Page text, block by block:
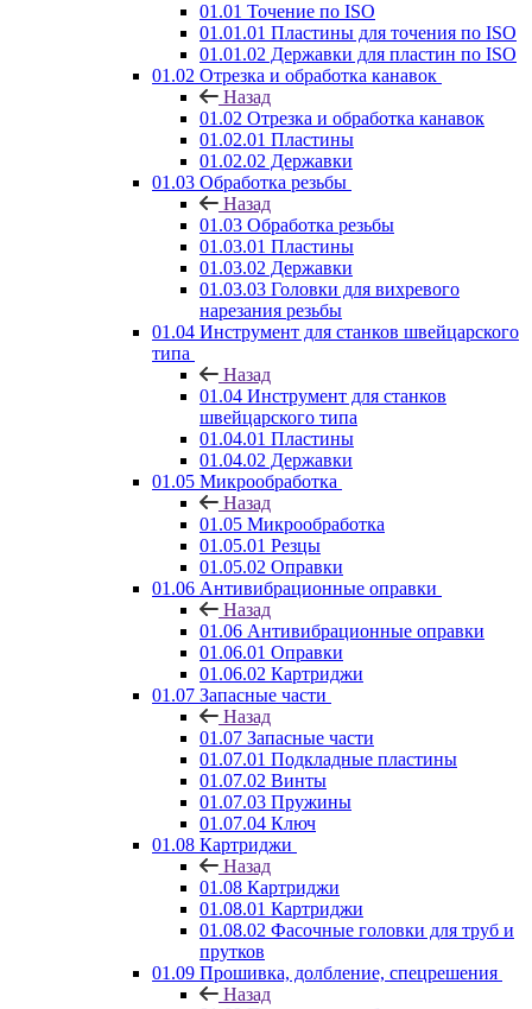
01.01 Точение по ISO
01.01.01 Пластины для точения по ISO
01.01.02 Державки для пластин по ISO
01.02 Отрезка и обработка канавок
Назад
01.02 Отрезка и обработка канавок
01.02.01 Пластины
01.02.02 Державки
01.03 Обработка резьбы
Назад
01.03 Обработка резьбы
01.03.01 Пластины
01.03.02 Державки
01.03.03 Головки для вихревого
нарезания резьбы
01.04 Инструмент для станков швейцарского
типа
Назад
01.04 Инструмент для станков
швейцарского типа
01.04.01 Пластины
01.04.02 Державки
01.05 Микрообработка
Назад
01.05 Микрообработка
01.05.01 Резцы
01.05.02 Оправки
01.06 Антивибрационные оправки
Назад
01.06 Антивибрационные оправки
01.06.01 Оправки
01.06.02 Картриджи
01.07 Запасные части
Назад
01.07 Запасные части
01.07.01 Подкладные пластины
01.07.02 Винты
01.07.03 Пружины
01.07.04 Ключ
01.08 Картриджи
Назад
01.08 Картриджи
01.08.01 Картриджи
01.08.02 Фасочные головки для труб и
прутков
01.09 Прошивка, долбление, спецрешения
Назад